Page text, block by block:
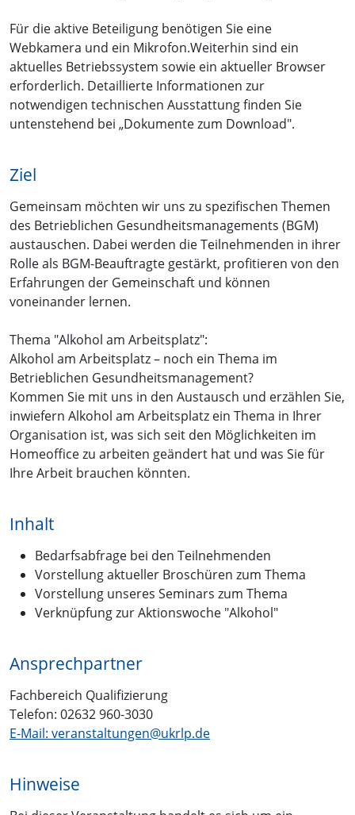
Für die aktive Beteiligung benötigen Sie eine
Webkamera und ein Mikrofon.Weiterhin sind ein
aktuelles Betriebssystem sowie ein aktueller Browser
erforderlich. Detaillierte Informationen zur
notwendigen technischen Ausstattung finden Sie
untenstehend bei „Dokumente zum Download".
Ziel
Gemeinsam möchten wir uns zu spezifischen Themen
des Betrieblichen Gesundheitsmanagements (BGM)
austauschen. Dabei werden die Teilnehmenden in ihrer
Rolle als BGM-Beauftragte gestärkt, profitieren von den
Erfahrungen der Gemeinschaft und können
voneinander lernen.
Thema "Alkohol am Arbeitsplatz":
Alkohol am Arbeitsplatz – noch ein Thema im
Betrieblichen Gesundheitsmanagement?
Kommen Sie mit uns in den Austausch und erzählen Sie,
inwiefern Alkohol am Arbeitsplatz ein Thema in Ihrer
Organisation ist, was sich seit den Möglichkeiten im
Homeoffice zu arbeiten geändert hat und was Sie für
Ihre Arbeit brauchen könnten.
Inhalt
Bedarfsabfrage bei den Teilnehmenden
Vorstellung aktueller Broschüren zum Thema
Vorstellung unseres Seminars zum Thema
Verknüpfung zur Aktionswoche "Alkohol"
Ansprechpartner
Fachbereich Qualifizierung
Telefon: 02632 960-3030
E-Mail: veranstaltungen@ukrlp.de
Hinweise